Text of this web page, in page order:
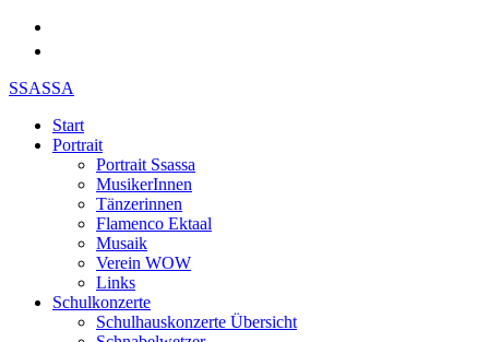
SSASSA
Start
Portrait
Portrait Ssassa
MusikerInnen
Tänzerinnen
Flamenco Ektaal
Musaik
Verein WOW
Links
Schulkonzerte
Schulhauskonzerte Übersicht